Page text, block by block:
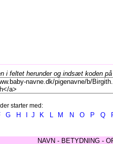
i feltet herunder og indsæt koden
starter med:
G H J K L M N O P Q
NAVN - BETYDNING -